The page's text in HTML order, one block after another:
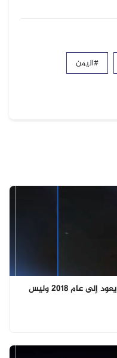
#اليمن
فيديو صاروخ في سماء الرياض قديم ويعود إلى عام 2018 وليس